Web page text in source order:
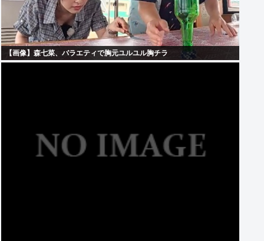
【画像】森七菜、バラエティで胸元ユルユル胸チラ